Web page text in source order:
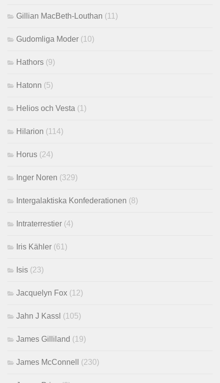
Gillian MacBeth-Louthan (11)
Gudomliga Moder (10)
Hathors (9)
Hatonn (5)
Helios och Vesta (1)
Hilarion (114)
Horus (24)
Inger Noren (329)
Intergalaktiska Konfederationen (8)
Intraterrestier (4)
Iris Kähler (61)
Isis (23)
Jacquelyn Fox (12)
Jahn J Kassl (105)
James Gilliland (19)
James McConnell (230)